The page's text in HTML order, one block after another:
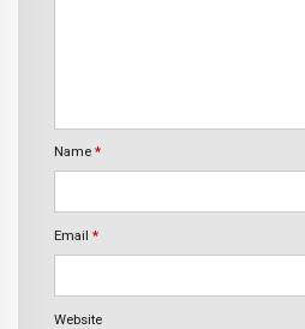
Name *
Email *
Website